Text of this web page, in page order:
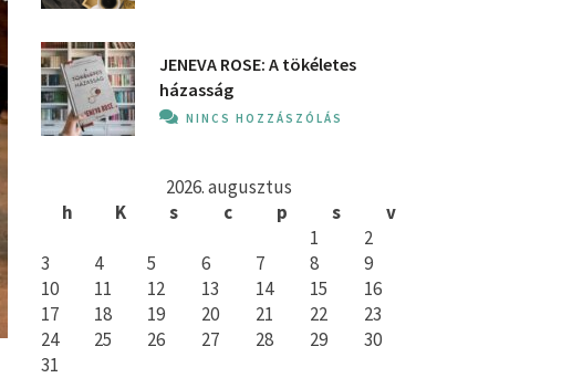
JENEVA ROSE: A ​tökéletes
házasság
NINCS HOZZÁSZÓLÁS
2026. augusztus
h
K s c p s
v
1
2
3
4 5 6 7 8
9
10
11 12 13 14 15
16
17
18 19 20 21 22
23
24
25 26 27 28 29
30
31